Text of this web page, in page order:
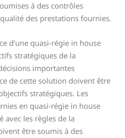
à des contrôles
des prestations fournies.
d’une quasi-régie in house
stratégiques de la
importantes
de cette solution doivent être
stratégiques. Les
en quasi-régie in house
avec les règles de la
être soumis à des